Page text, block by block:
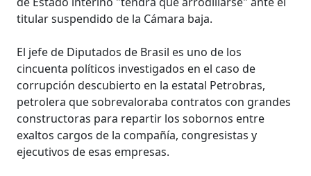
titular suspendido de la Cámara baja.
El jefe de Diputados de Brasil es uno de los
cincuenta políticos investigados en el caso de
corrupción descubierto en la estatal Petrobras,
petrolera que sobrevaloraba contratos con grandes
constructoras para repartir los sobornos entre
exaltos cargos de la compañía, congresistas y
ejecutivos de esas empresas.